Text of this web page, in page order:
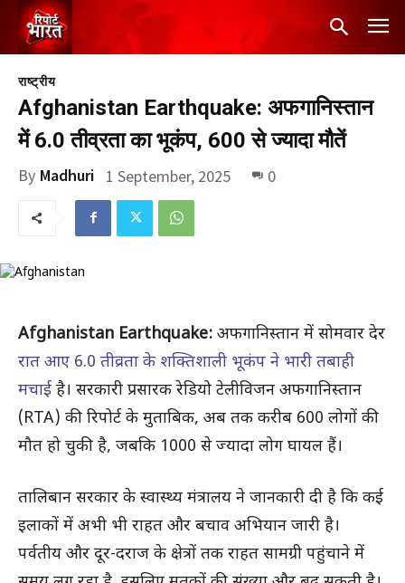
राष्ट्रीय
Afghanistan Earthquake: अफगानिस्तान
में 6.0 तीव्रता का भूकंप, 600 से ज्यादा मौतें
By Madhuri 1 September, 2025 0
Afghanistan Earthquake: अफगानिस्तान में सोमवार देर
रात आए 6.0 तीव्रता के शक्तिशाली भूकंप ने भारी तबाही
मचाई है। सरकारी प्रसारक रेडियो टेलीविजन अफगानिस्तान
(RTA) की रिपोर्ट के मुताबिक, अब तक करीब 600 लोगों की
मौत हो चुकी है, जबकि 1000 से ज्यादा लोग घायल हैं।
तालिबान सरकार के स्वास्थ्य मंत्रालय ने जानकारी दी है कि कई
इलाकों में अभी भी राहत और बचाव अभियान जारी है।
पर्वतीय और दूर-दराज के क्षेत्रों तक राहत सामग्री पहुंचाने में